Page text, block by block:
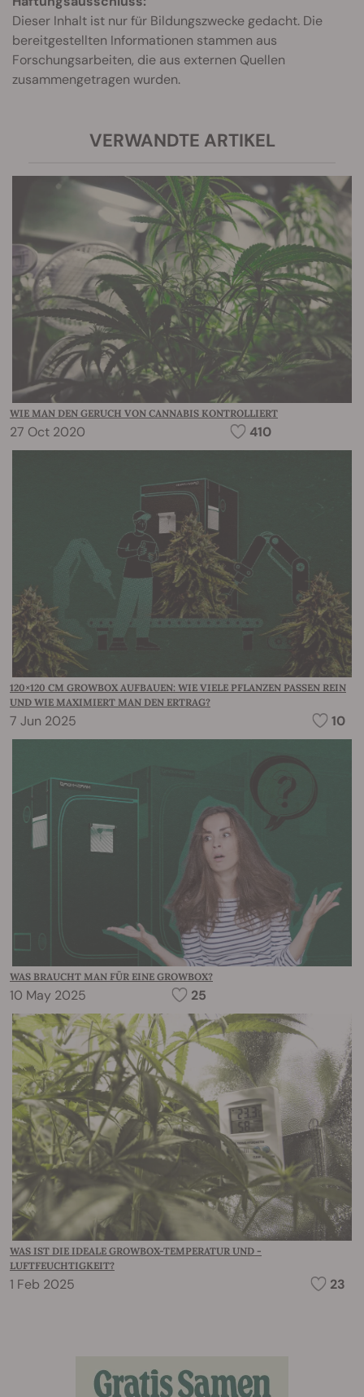
Dieser Inhalt ist nur für Bildungszwecke gedacht. Die
bereitgestellten Informationen stammen aus
Forschungsarbeiten, die aus externen Quellen
zusammengetragen wurden.
VERWANDTE ARTIKEL
WIE MAN DEN GERUCH VON CANNABIS KONTROLLIERT
27 Oct 2020 410
120×120 CM GROWBOX AUFBAUEN: WIE VIELE PFLANZEN PASSEN REIN
UND WIE MAXIMIERT MAN DEN ERTRAG?
7 Jun 2025 10
WAS BRAUCHT MAN FÜR EINE GROWBOX?
10 May 2025 25
WAS IST DIE IDEALE GROWBOX-TEMPERATUR UND -
LUFTFEUCHTIGKEIT?
1 Feb 2025 23